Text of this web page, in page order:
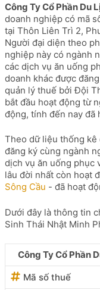
diện
hoặc
mã
số
thuế
...
Công Ty Cổ Phần Du
doanh nghiệp có mã
tại Thôn Liên Trì 2,
Người đại diện theo
nghiệp này có ngành
các dịch vụ ăn uống
doanh khác được
quản lý thuế bởi Đội
bắt đầu hoạt động từ
động, tính đến nay đã
Theo dữ liệu thống kê
đăng ký cùng ngành
dịch vụ ăn uống phục
lâu đời nhất còn hoạt
Sông Cầu - đã hoạt
Dưới đây là thông tin
Sinh Thái Nhật Minh
Công Ty Cổ Phần
Mã số thuế